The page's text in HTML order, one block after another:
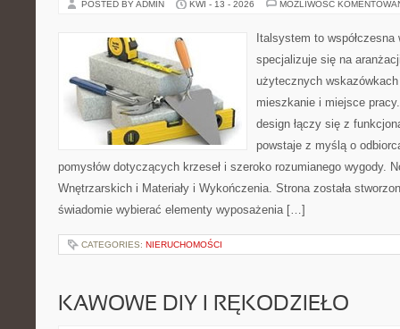
POSTED BY ADMIN KWI - 13 - 2026 MOŻLIWOŚĆ
Italsystem to
specjalizuje się na
użytecznych
mieszkanie i miejsce
design łączy się z
powstaje z myślą o
pomysłów dotyczących krzeseł i szeroko rozumianego wygody.
Wnętrzarskich i Materiały i Wykończenia. Strona została
świadomie wybierać elementy wyposażenia […]
CATEGORIES: NIERUCHOMOŚCI
KAWOWE DIY I RĘKODZIEŁO